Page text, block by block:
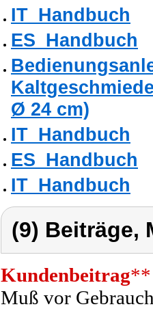
IT_Handbuch
ES_Handbuch
Ø 24 cm)
IT_Handbuch
ES_Handbuch
IT_Handbuch
(9) Beiträge,
Kundenbeitrag**
Muß vor